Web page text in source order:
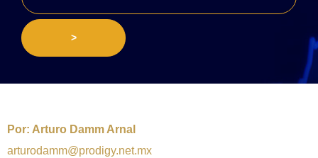
>
Por: Arturo Damm Arnal
arturodamm@prodigy.net.mx